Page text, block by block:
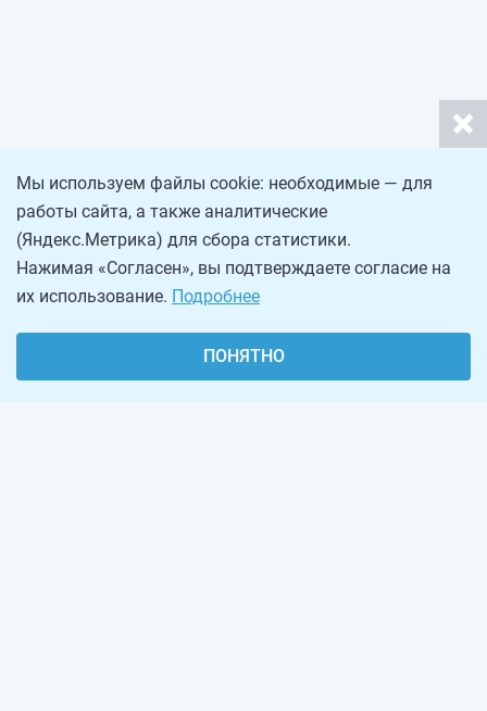
Мы используем файлы cookie: необходимые — для
работы сайта, а также аналитические
(Яндекс.Метрика) для сбора статистики.
Нажимая «Согласен», вы подтверждаете согласие на
их использование. Подробнее
ПОНЯТНО